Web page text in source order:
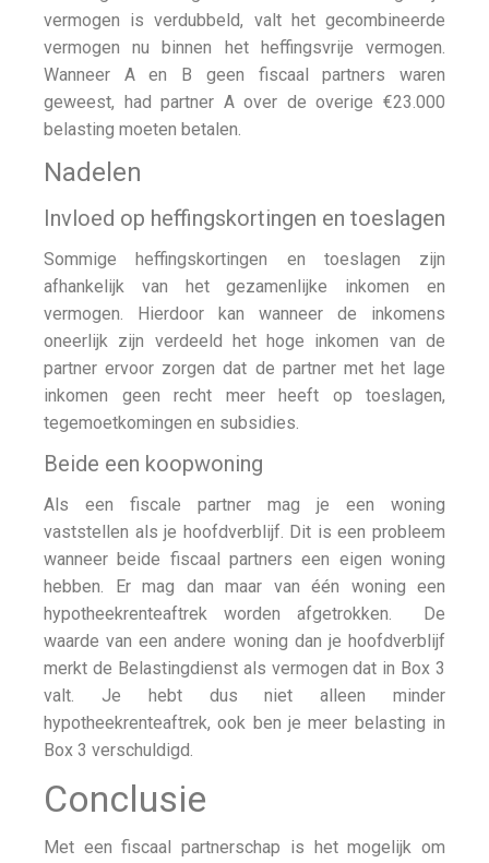
vermogen is verdubbeld, valt het gecombineerde
vermogen nu binnen het heffingsvrije vermogen.
Wanneer A en B geen fiscaal partners waren
geweest, had partner A over de overige €23.000
belasting moeten betalen.
Nadelen
Invloed op heffingskortingen en toeslagen
Sommige heffingskortingen en toeslagen zijn
afhankelijk van het gezamenlijke inkomen en
vermogen. Hierdoor kan wanneer de inkomens
oneerlijk zijn verdeeld het hoge inkomen van de
partner ervoor zorgen dat de partner met het lage
inkomen geen recht meer heeft op toeslagen,
tegemoetkomingen en subsidies.
Beide een koopwoning
Als een fiscale partner mag je een woning
vaststellen als je hoofdverblijf. Dit is een probleem
wanneer beide fiscaal partners een eigen woning
hebben. Er mag dan maar van één woning een
hypotheekrenteaftrek worden afgetrokken. De
waarde van een andere woning dan je hoofdverblijf
merkt de Belastingdienst als vermogen dat in Box 3
valt. Je hebt dus niet alleen minder
hypotheekrenteaftrek, ook ben je meer belasting in
Box 3 verschuldigd.
Conclusie
Met een fiscaal partnerschap is het mogelijk om